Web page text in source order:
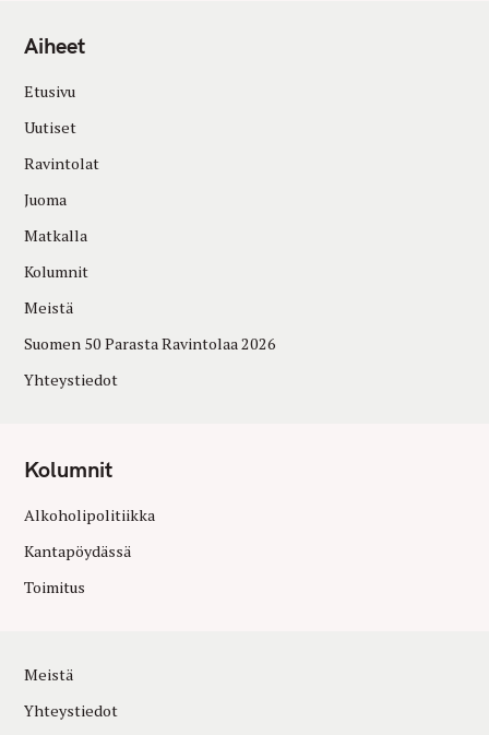
Aiheet
Etusivu
Uutiset
Ravintolat
Juoma
Matkalla
Kolumnit
Meistä
Suomen 50 Parasta Ravintolaa 2026
Yhteystiedot
Kolumnit
Alkoholipolitiikka
Kantapöydässä
Toimitus
Meistä
Yhteystiedot